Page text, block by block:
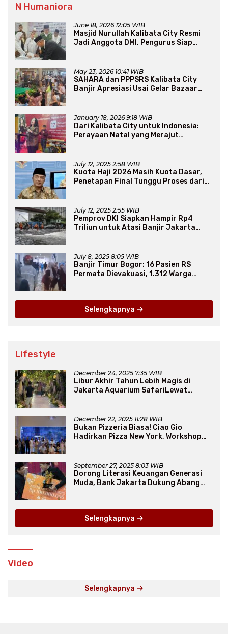
N Humaniora
June 18, 2026 12:05 WIB
Masjid Nurullah Kalibata City Resmi
Jadi Anggota DMI, Pengurus Siap
May 23, 2026 10:41 WIB
SAHARA dan PPPSRS Kalibata City
Banjir Apresiasi Usai Gelar Bazaar
January 18, 2026 9:18 WIB
Dari Kalibata City untuk Indonesia:
Perayaan Natal yang Merajut
July 12, 2025 2:58 WIB
Kuota Haji 2026 Masih Kuota Dasar,
Penetapan Final Tunggu Proses dari
July 12, 2025 2:55 WIB
Pemprov DKI Siapkan Hampir Rp4
Triliun untuk Atasi Banjir Jakarta
July 8, 2025 8:05 WIB
Banjir Timur Bogor: 16 Pasien RS
Permata Dievakuasi, 1.312 Warga
Selengkapnya
Lifestyle
December 24, 2025 7:35 WIB
Libur Akhir Tahun Lebih Magis di
Jakarta Aquarium SafariLewat
December 22, 2025 11:28 WIB
Bukan Pizzeria Biasa! Ciao Gio
Hadirkan Pizza New York, Workshop
September 27, 2025 8:03 WIB
Dorong Literasi Keuangan Generasi
Muda, Bank Jakarta Dukung Abang
Selengkapnya
Video
Selengkapnya